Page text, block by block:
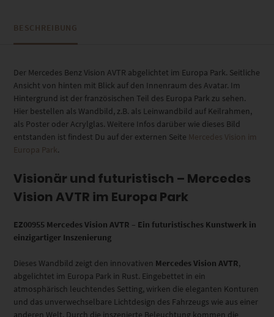
BESCHREIBUNG
Der Mercedes Benz Vision AVTR abgelichtet im Europa Park. Seitliche
Ansicht von hinten mit Blick auf den Innenraum des Avatar. Im
Hintergrund ist der französischen Teil des Europa Park zu sehen.
Hier bestellen als Wandbild, z.B. als Leinwandbild auf Keilrahmen,
als Poster oder Acrylglas. Weitere Infos darüber wie dieses Bild
entstanden ist findest Du auf der externen Seite Mercedes Vision im
Europa Park.
Visionär und futuristisch – Mercedes
Vision AVTR im Europa Park
EZ00955 Mercedes Vision AVTR – Ein futuristisches Kunstwerk in
einzigartiger Inszenierung
Dieses Wandbild zeigt den innovativen Mercedes Vision AVTR,
abgelichtet im Europa Park in Rust. Eingebettet in ein
atmosphärisch leuchtendes Setting, wirken die eleganten Konturen
und das unverwechselbare Lichtdesign des Fahrzeugs wie aus einer
anderen Welt. Durch die inszenierte Beleuchtung kommen die